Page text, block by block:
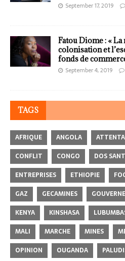
September 17, 2019
Fatou Diome : «
colonisation et
fonds de
September 4, 2019
TAGS
AFRIQUE ANGOLA
CONFLIT
CONGO DOS
ENTREPRISES
ETHIOPIE
GAZ
GECAMINES
KENYA
KINSHASA
MALI
MARCHE MINES
OPINION
OUGANDA